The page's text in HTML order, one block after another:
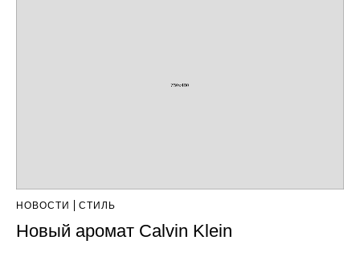
НОВОСТИ СТИЛЬ
Новый аромат Calvin Klein